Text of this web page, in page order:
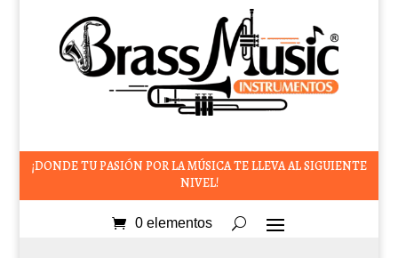
¡DONDE TU PASIÓN POR LA MÚSICA TE LLEVA AL SIGUIENTE
NIVEL!
0 elementos